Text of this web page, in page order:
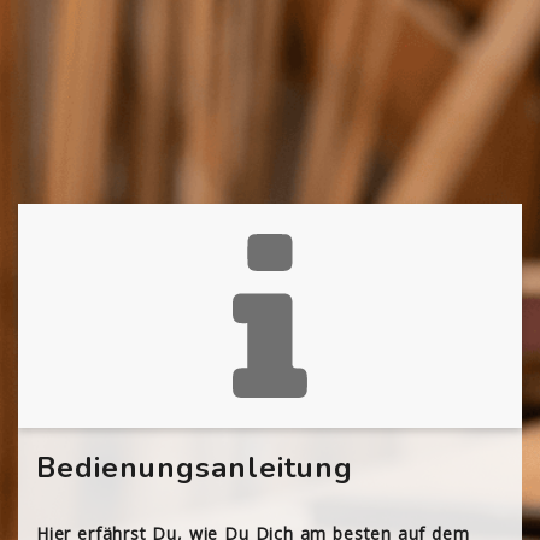
Bedienungsanleitung
Hier erfährst Du, wie Du Dich am besten auf dem